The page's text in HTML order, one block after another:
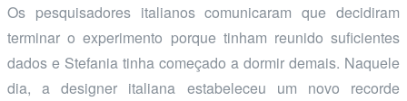
Os pesquisadores italianos comunicaram que decidiram
terminar o experimento porque tinham reunido suficientes
dados e Stefania tinha começado a dormir demais. Naquele
dia, a designer italiana estabeleceu um novo recorde